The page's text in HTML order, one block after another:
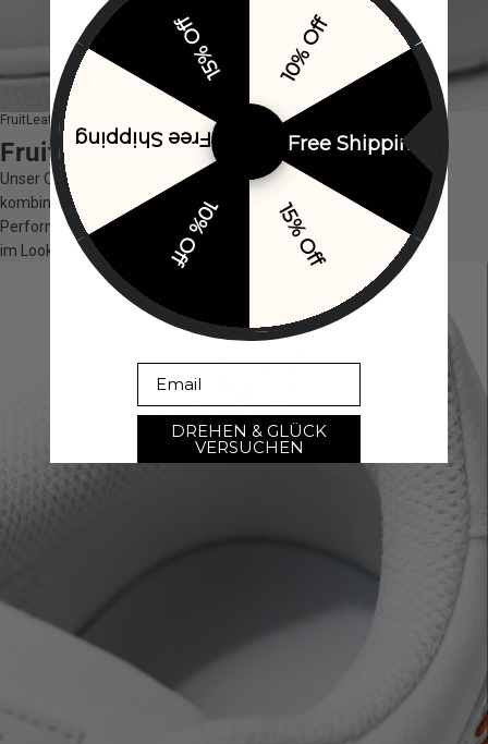
FruitLeather Blend
FruitLeather Blend
Unser Obermaterial auf Obstbasis
kombiniert Natürlichkeit mit Premium-
Performance. Robust, weich und einzigartig
im Look & Feel.
10% Off
Free Shipping
15% Off
10% Off
Free Shipping
15% Off
DREHEN & GLÜCK
VERSUCHEN